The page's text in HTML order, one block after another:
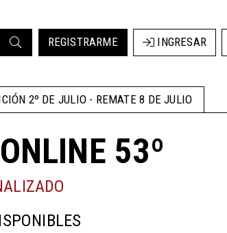
REGISTRARME INGRESAR
2º DE JULIO - REMATE 8 DE JULIO
53º